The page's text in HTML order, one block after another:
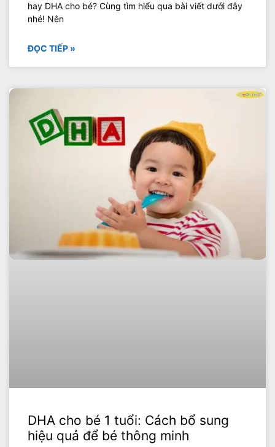
hay DHA cho bé? Cùng tìm hiểu qua bài viết dưới đây
nhé! Nên
ĐỌC TIẾP »
DHA cho bé 1 tuổi: Cách bổ sung
hiệu quả để bé thông minh